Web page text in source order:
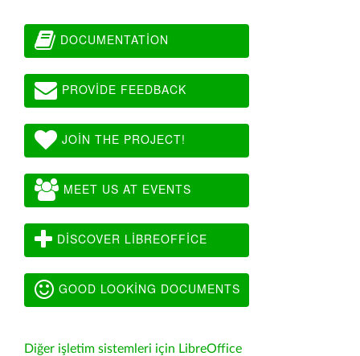
DOCUMENTATION
PROVIDE FEEDBACK
JOIN THE PROJECT!
MEET US AT EVENTS
DISCOVER LIBREOFFICE
GOOD LOOKING DOCUMENTS
Diğer işletim sistemleri için LibreOffice